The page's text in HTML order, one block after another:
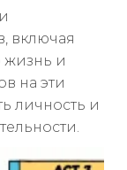
включая
жизнь и
на эти
личность и